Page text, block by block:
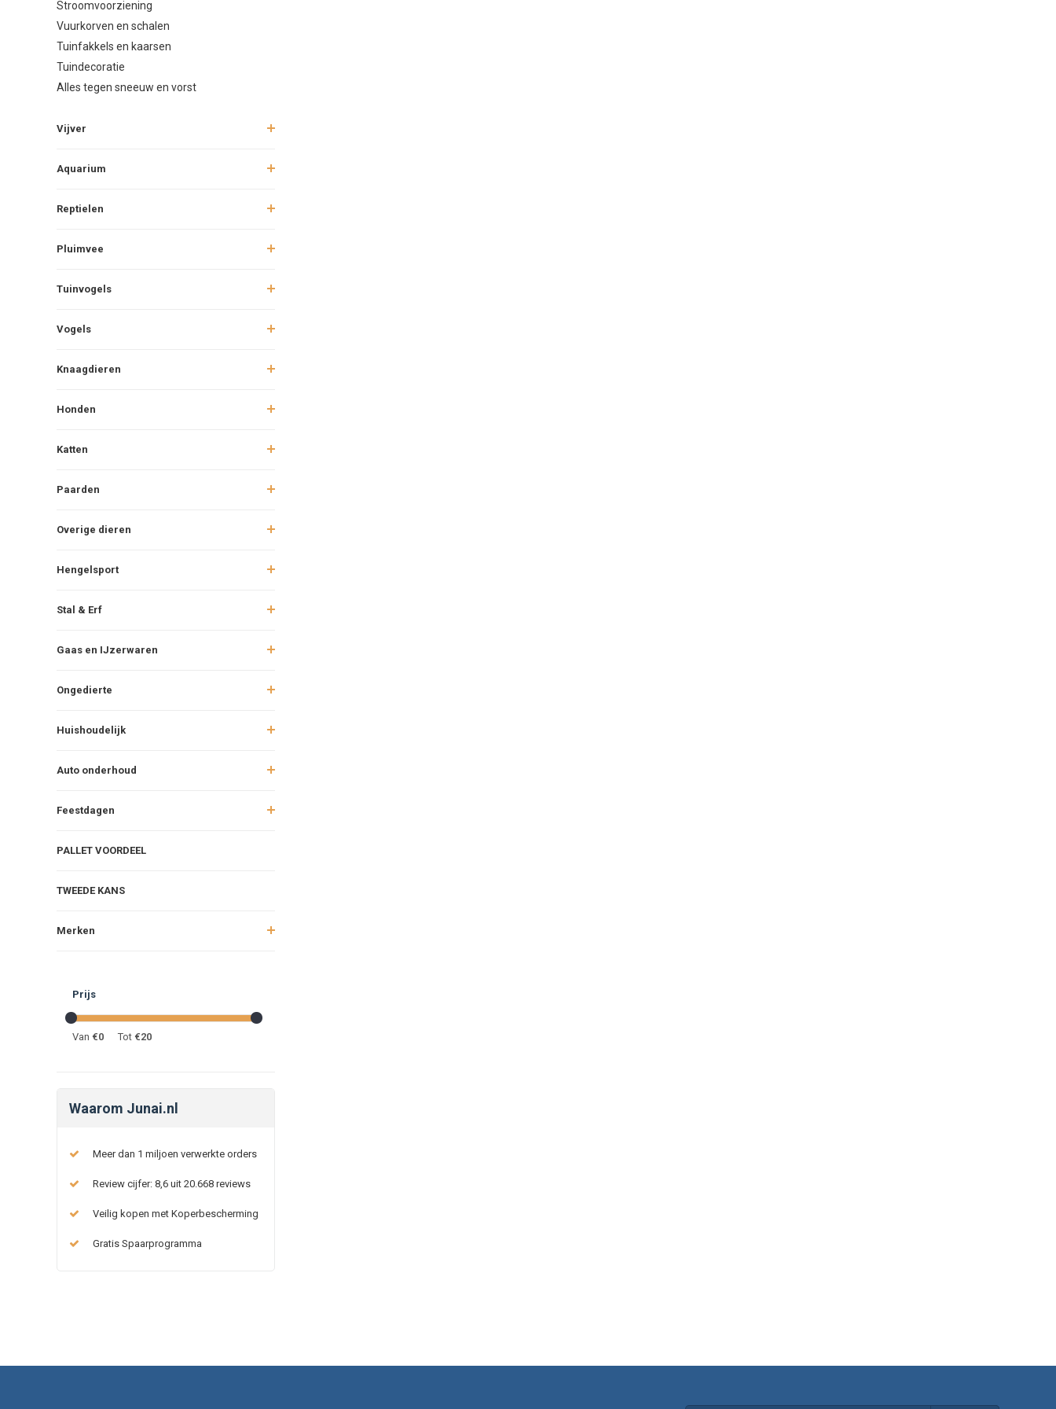
Stroomvoorziening
Vuurkorven en schalen
Tuinfakkels en kaarsen
Tuindecoratie
Alles tegen sneeuw en vorst
Vijver
Aquarium
Reptielen
Pluimvee
Tuinvogels
Vogels
Knaagdieren
Honden
Katten
Paarden
Overige dieren
Hengelsport
Stal & Erf
Gaas en IJzerwaren
Ongedierte
Huishoudelijk
Auto onderhoud
Feestdagen
PALLET VOORDEEL
TWEEDE KANS
Merken
Prijs
Van €0 Tot €20
Waarom Junai.nl
Meer dan 1 miljoen verwerkte orders
Review cijfer: 8,6 uit 20.668 reviews
Veilig kopen met Koperbescherming
Gratis Spaarprogramma